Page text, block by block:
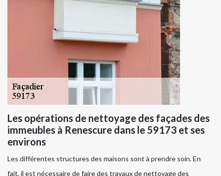
Les opérations de nettoyage des façades des
immeubles à Renescure dans le 59173 et ses
environs
Les différentes structures des maisons sont à prendre soin. En
fait, il est nécessaire de faire des travaux de nettoyage des